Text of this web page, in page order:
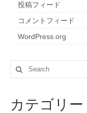
投稿フィード
コメントフィード
WordPress.org
Search
for:
カテゴリー